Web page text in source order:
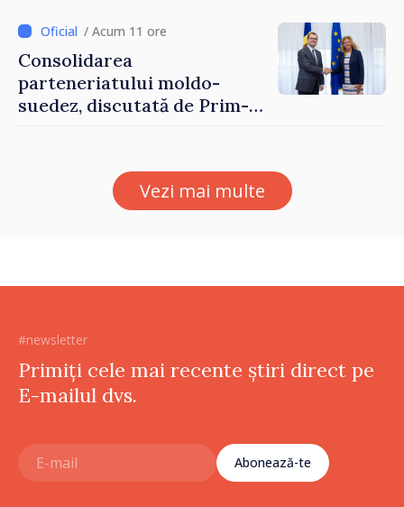
/ Acum 11 ore
Consolidarea
parteneriatului moldo-
suedez, discutată de Prim-
Petra Lärke
Vezi mai multe
#newsletter
Primiți cele mai recente știri direct pe
E-mailul dvs.
Abonează-te